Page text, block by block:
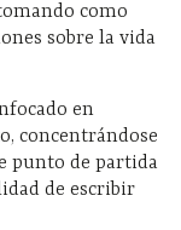
como
sobre la vida
en
concentrándose
punto de partida
de escribir